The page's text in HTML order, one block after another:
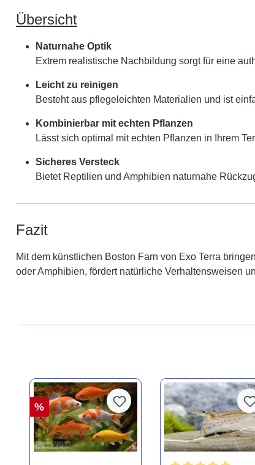
Übersicht
Naturnahe Optik
Extrem realistische Nachbildung sorgt für eine
Leicht zu reinigen
Besteht aus pflegeleichten Materialien und ist
Kombinierbar mit echten Pflanzen
Lässt sich optimal mit echten Pflanzen in Ihrem
Sicheres Versteck
Bietet Reptilien und Amphibien naturnahe
Fazit
Mit dem künstlichen Boston Farn von Exo Terra
oder Amphibien, fördert natürliche Verhaltensweisen
%